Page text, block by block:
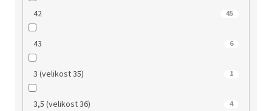
42 45
43 6
3 (velikost 35) 1
3,5 (velikost 36) 4